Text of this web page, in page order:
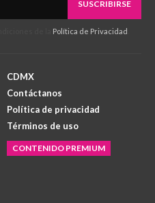
SUSCRIBIRSE
Política de Privacidad
CDMX
Contáctanos
Política de privacidad
Términos de uso
CONTENIDO PREMIUM